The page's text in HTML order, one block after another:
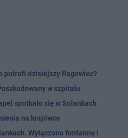
potrafi dzisiejszy flagowiec?
w szpitalu
spotkało się w Solankach
na krajówce
Wyłączono fontannę i